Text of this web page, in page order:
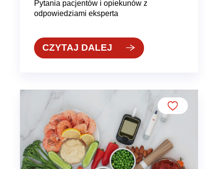
Pytania pacjentów i opiekunów z
odpowiedziami eksperta
CZYTAJ DALEJ